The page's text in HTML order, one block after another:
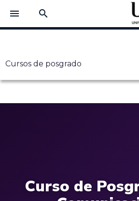
menu search
Cursos de posgrado
Curso de